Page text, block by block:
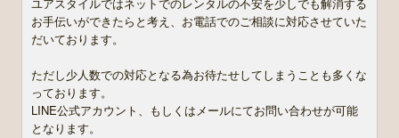
お手伝いができたらと考え、お電話でのご相談に対応させていた
だいております。
ただし少人数での対応となる為お待たせしてしまうことも多くな
っております。
LINE公式アカウント、もしくはメールにてお問い合わせが可能
となります。